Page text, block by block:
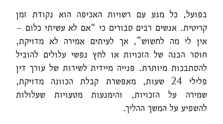
בפועל, כל מגע עם רשויות האכיפה הוא נקודת זמן
קריטית. אנשים רבים סבורים כי “אם לא עשיתי כלום –
אין לי מה לחשוש”, אך לעיתים אמירה לא מדויקת,
חוסר הבנה של הזכויות או לחץ נפשי עלולים להוביל
להסתבכות מיותרת. פנייה מיידית לשירות של עורך דין
פלילי 24 שעות, מאפשרת קבלת הכוונה מדויקת,
שמירה על הזכויות, והימנעות מטעויות שעלולות
להשפיע על המשך ההליך.